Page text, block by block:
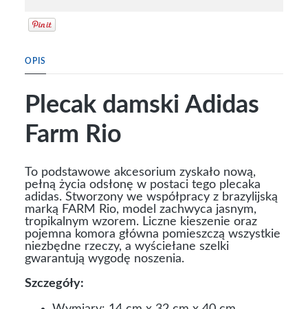
OPIS
Plecak damski Adidas
Farm Rio
To podstawowe akcesorium zyskało nową,
pełną życia odsłonę w postaci tego plecaka
adidas. Stworzony we współpracy z brazylijską
marką FARM Rio, model zachwyca jasnym,
tropikalnym wzorem. Liczne kieszenie oraz
pojemna komora główna pomieszczą wszystkie
niezbędne rzeczy, a wyściełane szelki
gwarantują wygodę noszenia.
Szczegóły: